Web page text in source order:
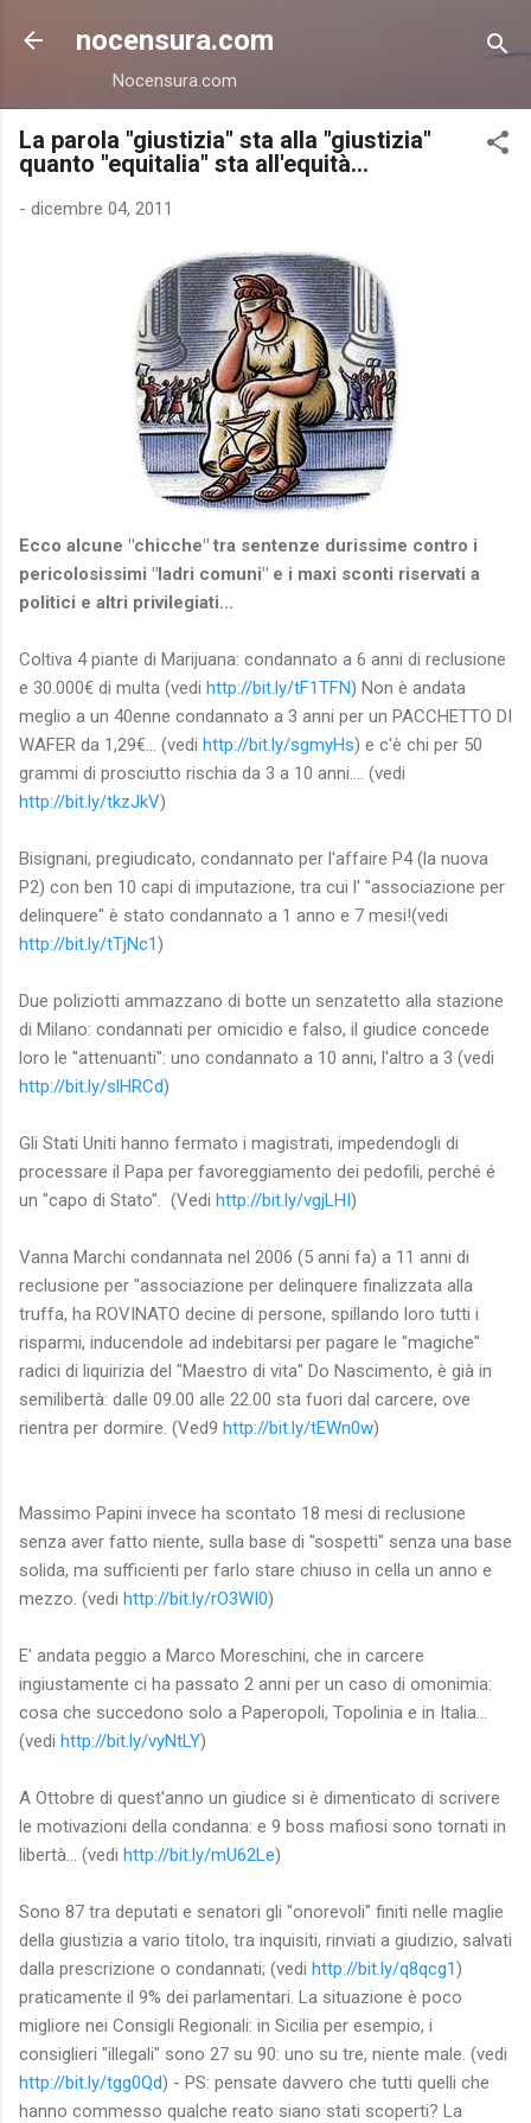
Passa ai contenuti principali
nocensura.com
Nocensura.com
La parola "giustizia" sta alla "giustizia"
quanto "equitalia" sta all'equità...
- dicembre 04, 2011
Ecco alcune "chicche" tra sentenze durissime contro i
pericolosissimi "ladri comuni" e i maxi sconti riservati a
politici e altri privilegiati...
Coltiva 4 piante di Marijuana: condannato a 6 anni di reclusione
e 30.000€ di multa (vedi http://bit.ly/tF1TFN) Non è andata
meglio a un 40enne condannato a 3 anni per un PACCHETTO DI
WAFER da 1,29€... (vedi http://bit.ly/sgmyHs) e c'è chi per 50
grammi di prosciutto rischia da 3 a 10 anni.... (vedi
http://bit.ly/tkzJkV)
Bisignani, pregiudicato, condannato per l'affaire P4 (la nuova
P2) con ben 10 capi di imputazione, tra cui l' "associazione per
delinquere" è stato condannato a 1 anno e 7 mesi!(vedi
http://bit.ly/tTjNc1)
Due poliziotti ammazzano di botte un senzatetto alla stazione
di Milano: condannati per omicidio e falso, il giudice concede
loro le "attenuanti": uno condannato a 10 anni, l'altro a 3 (vedi
http://bit.ly/slHRCd)
Gli Stati Uniti hanno fermato i magistrati, impedendogli di
processare il Papa per favoreggiamento dei pedofili, perché é
un "capo di Stato". (Vedi http://bit.ly/vgjLHI)
Vanna Marchi condannata nel 2006 (5 anni fa) a 11 anni di
reclusione per "associazione per delinquere finalizzata alla
truffa, ha ROVINATO decine di persone, spillando loro tutti i
risparmi, inducendole ad indebitarsi per pagare le "magiche"
radici di liquirizia del "Maestro di vita" Do Nascimento, è già in
semilibertà: dalle 09.00 alle 22.00 sta fuori dal carcere, ove
rientra per dormire. (Ved9 http://bit.ly/tEWn0w)
Massimo Papini invece ha scontato 18 mesi di reclusione
senza aver fatto niente, sulla base di "sospetti" senza una base
solida, ma sufficienti per farlo stare chiuso in cella un anno e
mezzo. (vedi http://bit.ly/rO3WI0)
E' andata peggio a Marco Moreschini, che in carcere
ingiustamente ci ha passato 2 anni per un caso di omonimia:
cosa che succedono solo a Paperopoli, Topolinia e in Italia...
(vedi http://bit.ly/vyNtLY)
A Ottobre di quest'anno un giudice si è dimenticato di scrivere
le motivazioni della condanna: e 9 boss mafiosi sono tornati in
libertà... (vedi http://bit.ly/mU62Le)
Sono 87 tra deputati e senatori gli "onorevoli" finiti nelle maglie
della giustizia a vario titolo, tra inquisiti, rinviati a giudizio, salvati
dalla prescrizione o condannati; (vedi http://bit.ly/q8qcg1)
praticamente il 9% dei parlamentari. La situazione è poco
migliore nei Consigli Regionali: in Sicilia per esempio, i
consiglieri "illegali" sono 27 su 90: uno su tre, niente male. (vedi
http://bit.ly/tgg0Qd) - PS: pensate davvero che tutti quelli che
hanno commesso qualche reato siano stati scoperti? La